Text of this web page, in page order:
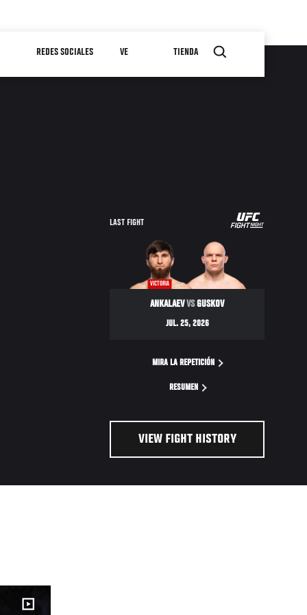
REDES SOCIALES VE TIENDA
LAST FIGHT
VICTORIA
ANKALAEVVSGUSKOV
JUL. 25, 2026
MIRA LA REPETICIÓN
RESUMEN
VIEW FIGHT HISTORY